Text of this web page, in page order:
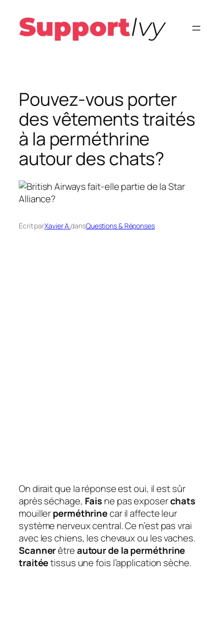
contenu
Pouvez-vous porter
des vêtements traités
à la perméthrine
autour des chats?
Écrit parXavier A.dansQuestions & Réponses
On dirait que la réponse est oui, il est sûr
après séchage, Faisne pas exposerchats
mouillerperméthrinecar il affecte leur
système nerveux central. Ce n’est pas vrai
avec les chiens, les chevaux ou les vaches.
Scannerêtreautour de la perméthrine
traitéetissus une fois l’application sèche.